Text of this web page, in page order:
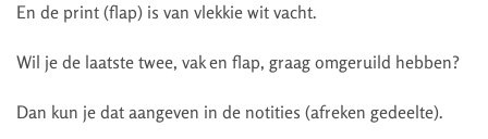
En de print (flap) is van vlekkie wit vacht.
Wil je de laatste twee, vak en flap, graag omgeruild hebben?
Dan kun je dat aangeven in de notities (afreken gedeelte).